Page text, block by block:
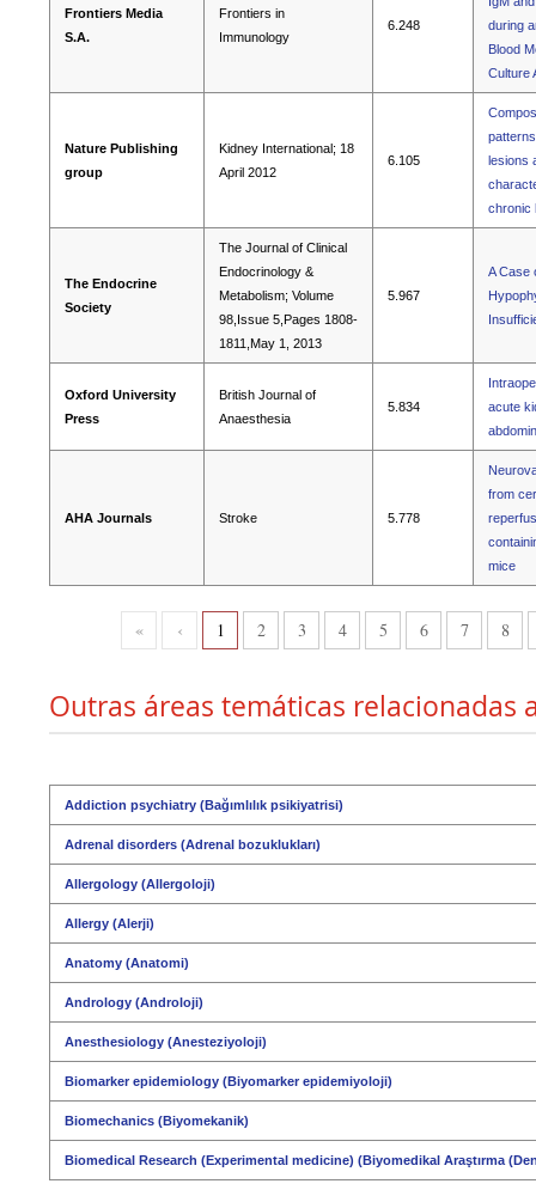
Frontiers Media
S.A.
Frontiers in
Immunology
6.248
during
Blood
Culture
Nature Publishing
group
Kidney International; 18
April 2012
6.105
lesions
chronic
The Endocrine
Society
The Journal of Clinical
Endocrinology &
Metabolism; Volume
98,Issue 5,Pages 1808-
1811,May 1, 2013
5.967
A Case
Oxford University
Press
British Journal of
Anaesthesia
5.834
acute
AHA Journals Stroke 5.778
from
mice
« ‹ 1 2 3 4 5 6 7 8
Outras áreas temáticas relacionadas
Addiction psychiatry (Bağımlılık psikiyatrisi)
Adrenal disorders (Adrenal bozuklukları)
Allergology (Allergoloji)
Allergy (Alerji)
Anatomy (Anatomi)
Andrology (Androloji)
Anesthesiology (Anesteziyoloji)
Biomarker epidemiology (Biyomarker epidemiyoloji)
Biomechanics (Biyomekanik)
Biomedical Research (Experimental medicine) (Biyomedikal Araştırma